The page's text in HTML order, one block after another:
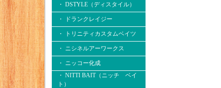
・ DSTYLE（ディスタイル）
・ ドランクレイジー
・ トリニティカスタムベイツ
・ ニシネルアーワークス
・ ニッコー化成
・ NITTI BAIT（ニッチ ベイ
ト）